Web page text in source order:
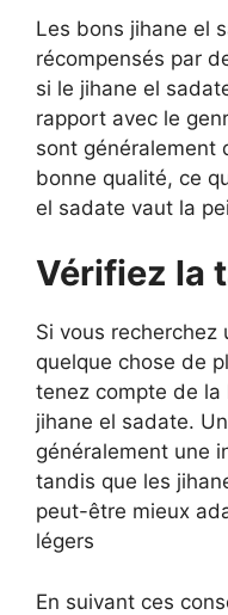
Les bons jihane el
récompensés par
si le jihane el
rapport avec le
sont généralement
bonne qualité, ce
el sadate vaut la
Vérifiez la
Si vous recherchez
quelque chose de
tenez compte de
jihane el sadate.
généralement une
tandis que les
peut-être mieux
légers
En suivant ces